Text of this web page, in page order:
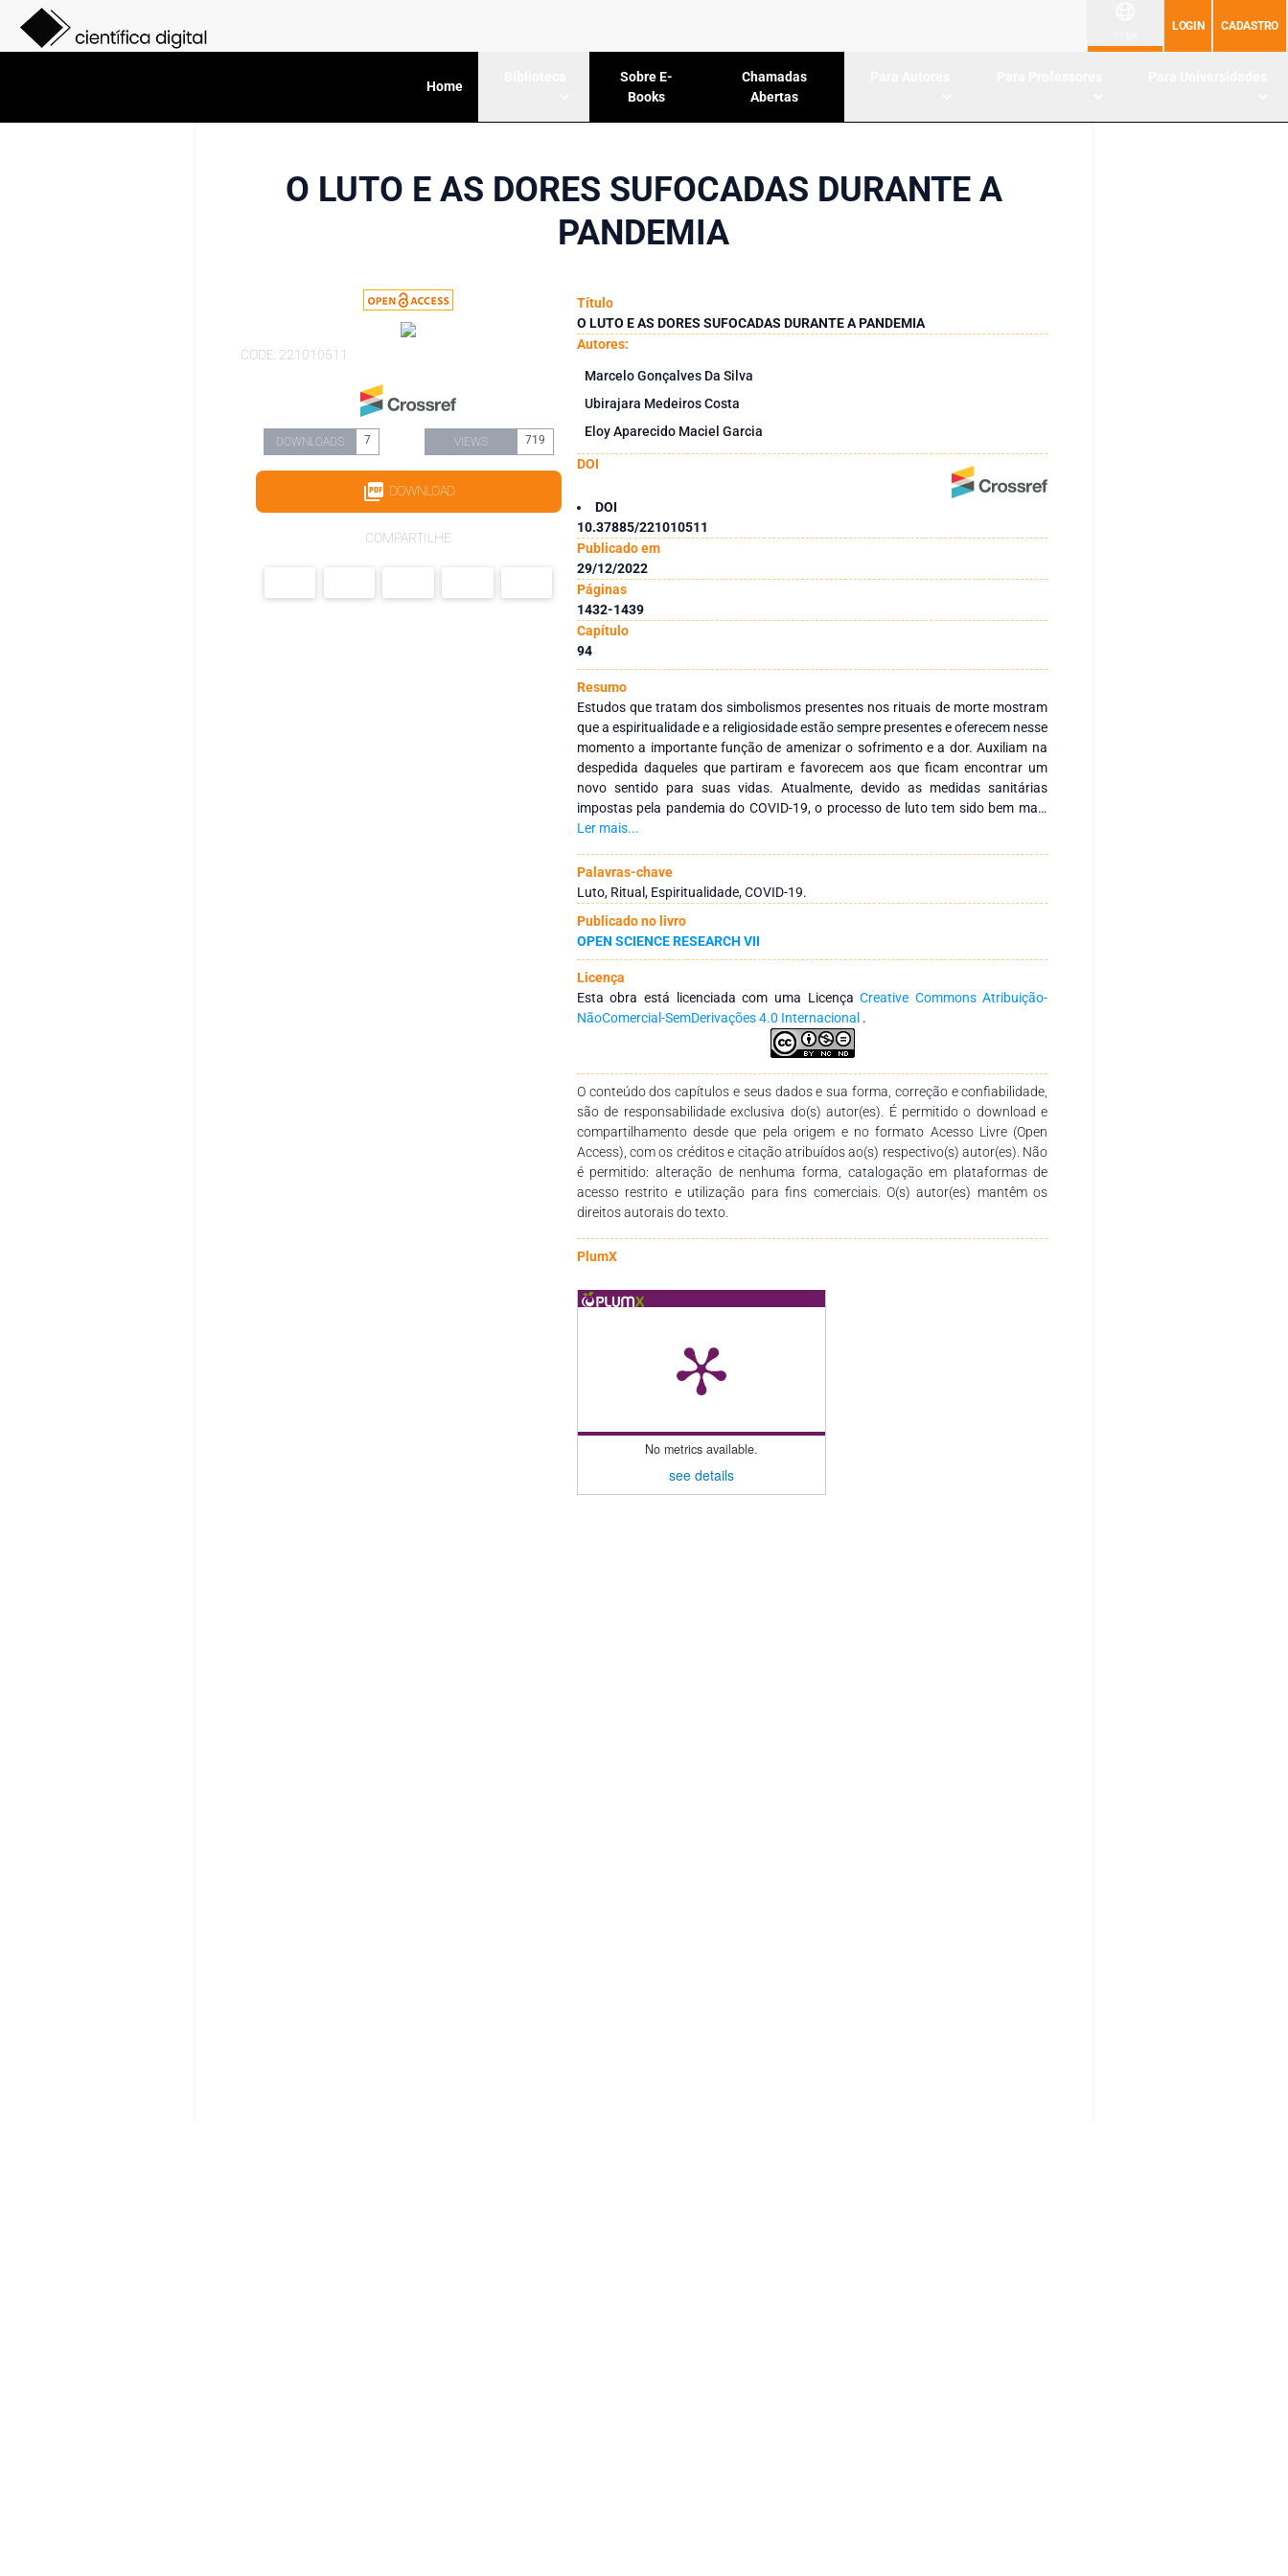
LOGIN CADASTRO
Home
Sobre E-
Books
Chamadas
Abertas
O LUTO E AS DORES SUFOCADAS DURANTE A
PANDEMIA
CODE: 221010511
DOWNLOADS 7 VIEWS 719
DOWNLOAD
COMPARTILHE
Título
O LUTO E AS DORES SUFOCADAS DURANTE A PANDEMIA
Autores:
Marcelo Gonçalves Da Silva
Ubirajara Medeiros Costa
Eloy Aparecido Maciel Garcia
DOI
DOI
10.37885/221010511
Publicado em
29/12/2022
Páginas
1432-1439
Capítulo
94
Resumo
Estudos que tratam dos simbolismos presentes nos rituais de morte mostram
que a espiritualidade e a religiosidade estão sempre presentes e oferecem nesse
momento a importante função de amenizar o sofrimento e a dor. Auxiliam na
despedida daqueles que partiram e favorecem aos que ficam encontrar um
novo sentido para suas vidas. Atualmente, devido as medidas sanitárias
impostas pela pandemia do COVID-19, o processo de luto tem sido bem mais
difícil. Pessoas morrem sozinhas nos hospitais e seus familiares não
caixões lacrados, sem haver o conforto próximo de amigos e parentes. Tendo o
presente cenário, esse estudo de caráter reflexivo baseou-se em pesquisa
bibliográfica sobre o tema e tem como objetivo apontar as dificuldades na atual
vivência do luto. Sinaliza, também, para os óbices encontrados na
ressignificação da dor da perda e aponta para possíveis consequências
psicológicas no futuro.
Ler mais...
Palavras-chave
Luto, Ritual, Espiritualidade, COVID-19.
Publicado no livro
OPEN SCIENCE RESEARCH VII
Licença
Esta obra está licenciada com uma LicençaCreative Commons Atribuição-
NãoComercial-SemDerivações 4.0 Internacional .
O conteúdo dos capítulos e seus dados e sua forma, correção e confiabilidade,
são de responsabilidade exclusiva do(s) autor(es). É permitido o download e
compartilhamento desde que pela origem e no formato Acesso Livre (Open
Access), com os créditos e citação atribuídos ao(s) respectivo(s) autor(es). Não
é permitido: alteração de nenhuma forma, catalogação em plataformas de
acesso restrito e utilização para fins comerciais. O(s) autor(es) mantêm os
direitos autorais do texto.
PlumX
No metrics available.
see details